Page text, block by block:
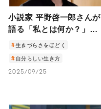
小説家 平野啓一郎さんが
語る「私とは何か？」
って見えてくる―
生きづらさをほどく
自分らしい生き方
2025/09/25